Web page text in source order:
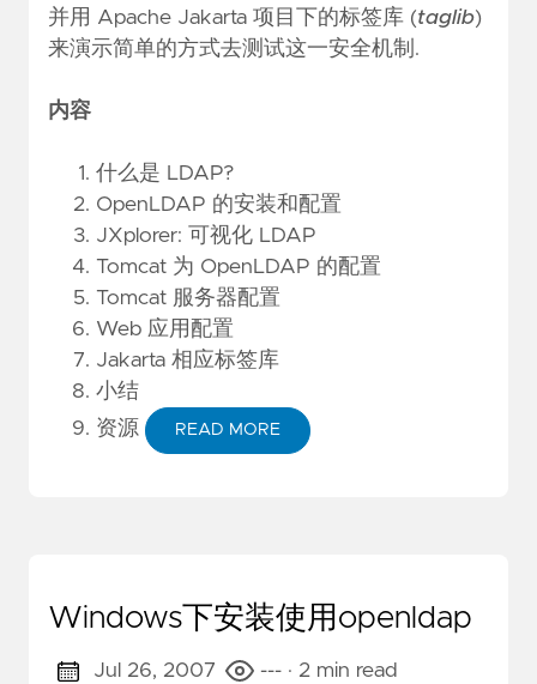
并用 Apache Jakarta 项目下的标签库 (taglib)
来演示简单的方式去测试这一安全机制.
内容
什么是 LDAP?
OpenLDAP 的安装和配置
JXplorer: 可视化 LDAP
Tomcat 为 OpenLDAP 的配置
Tomcat 服务器配置
Web 应用配置
Jakarta 相应标签库
小结
资源
READ MORE
Windows下安装使用openldap
Jul 26, 2007 --- · 2 min read